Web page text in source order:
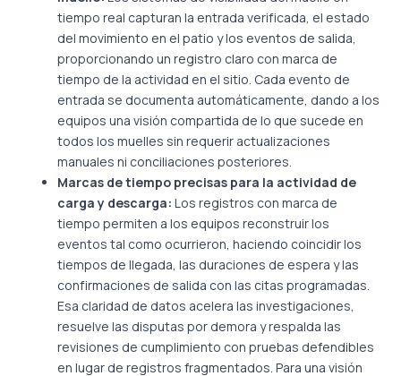
tiempo real capturan la entrada verificada, el estado
del movimiento en el patio y los eventos de salida,
proporcionando un registro claro con marca de
tiempo de la actividad en el sitio. Cada evento de
entrada se documenta automáticamente, dando a los
equipos una visión compartida de lo que sucede en
todos los muelles sin requerir actualizaciones
manuales ni conciliaciones posteriores.
Marcas de tiempo precisas para la actividad de
carga y descarga: Los registros con marca de
tiempo permiten a los equipos reconstruir los
eventos tal como ocurrieron, haciendo coincidir los
tiempos de llegada, las duraciones de espera y las
confirmaciones de salida con las citas programadas.
Esa claridad de datos acelera las investigaciones,
resuelve las disputas por demora y respalda las
revisiones de cumplimiento con pruebas defendibles
en lugar de registros fragmentados. Para una visión